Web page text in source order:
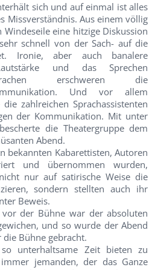
sich und auf einmal ist alles
Missverständnis. Aus einem völlig
eine hitzige Diskussion
schnell von der Sach- auf die
Ironie, aber auch banalere
und das Sprechen
erschweren die
Und vor allem
zahlreichen Sprachassistenten
der Kommunikation. Mit unter
die Theatergruppe dem
Abend.
bekannten Kabarettisten, Autoren
und übernommen wurden,
nur auf satirische Weise die
sondern stellten auch ihr
Beweis.
der Bühne war der absoluten
und so wurde der Abend
Bühne gebracht.
unterhaltsame Zeit bieten zu
jemanden, der das Ganze